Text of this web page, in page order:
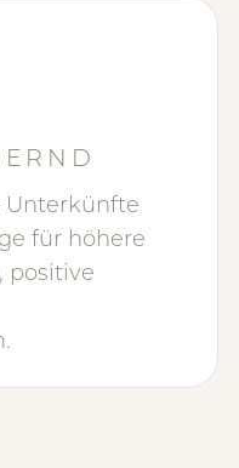
für höhere
positive